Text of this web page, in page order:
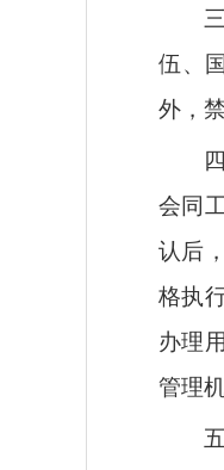
伍、
外，
会同
认后
格执
办理
管理